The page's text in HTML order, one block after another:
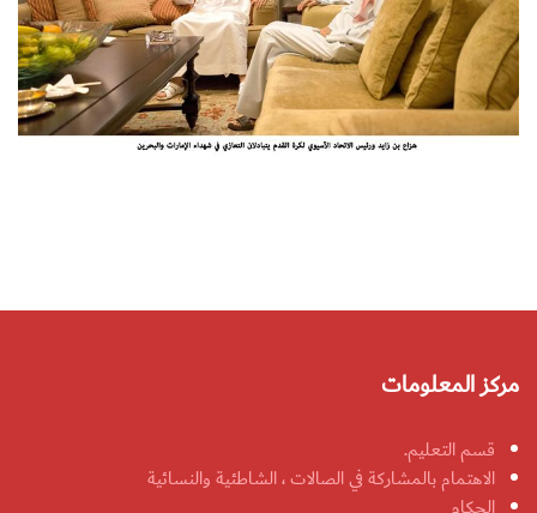
مركز المعلومات
قسم التعليم.
الاهتمام بالمشاركة في الصالات ، الشاطئية والنسائية
الحكام